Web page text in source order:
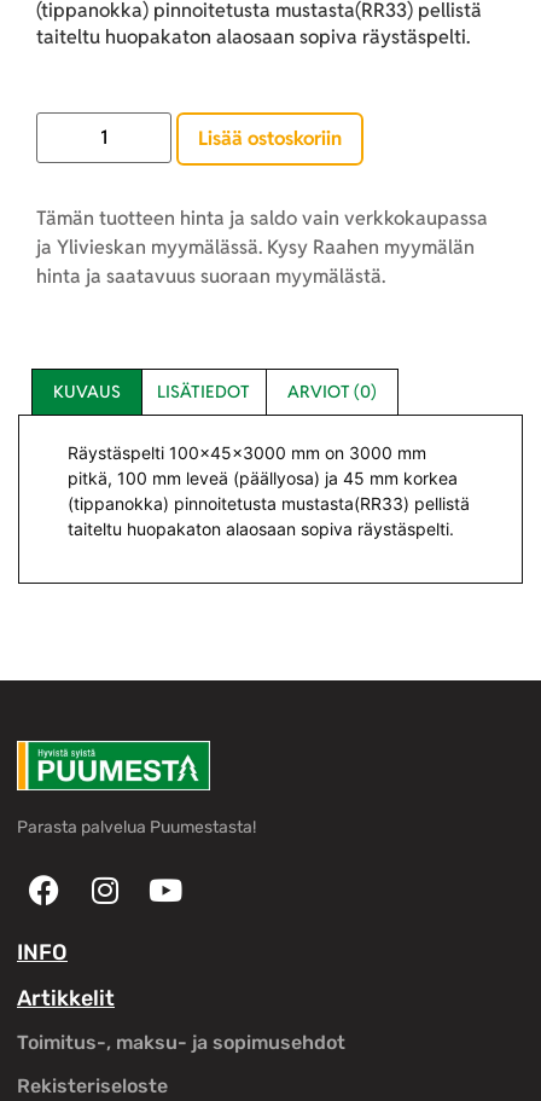
(tippanokka) pinnoitetusta mustasta(RR33) pellistä
taiteltu huopakaton alaosaan sopiva räystäspelti.
Lisää ostoskoriin
Tämän tuotteen hinta ja saldo vain verkkokaupassa
ja Ylivieskan myymälässä. Kysy Raahen myymälän
hinta ja saatavuus suoraan myymälästä.
KUVAUS LISÄTIEDOT ARVIOT (0)
Räystäspelti 100x45x3000 mm on 3000 mm
pitkä, 100 mm leveä (päällyosa) ja 45 mm korkea
(tippanokka) pinnoitetusta mustasta(RR33) pellistä
taiteltu huopakaton alaosaan sopiva räystäspelti.
Parasta palvelua Puumestasta!
INFO
Artikkelit
Toimitus-, maksu- ja sopimusehdot
Rekisteriseloste